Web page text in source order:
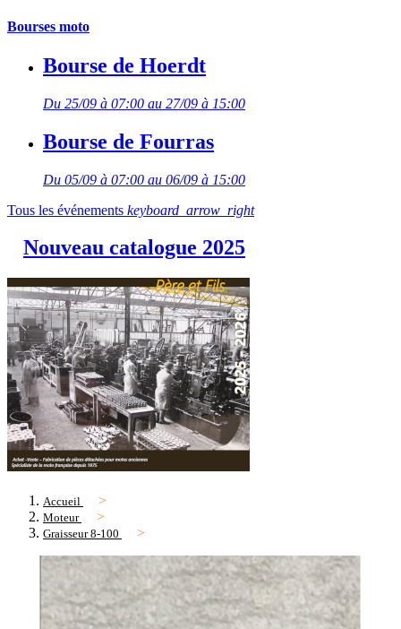
Bourses moto
Bourse de Hoerdt
Du 25/09 à 07:00 au 27/09 à 15:00
Bourse de Fourras
Du 05/09 à 07:00 au 06/09 à 15:00
Tous les événements keyboard_arrow_right
Nouveau catalogue 2025
Accueil
Moteur
Graisseur 8-100